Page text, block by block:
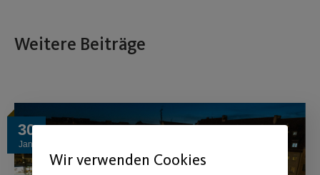
Weitere Beiträge
30
Jan.
Wir verwenden Cookies